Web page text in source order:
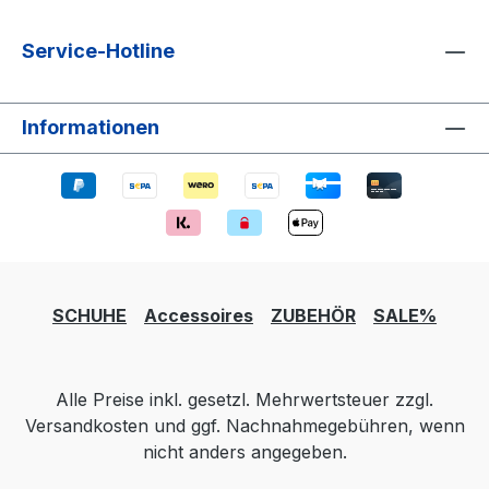
englische Herrenmodell. Typisch ist die
schmalen Füßen mit niedrigem Span
Vielseitigkeit kann er sowohl legere mit
Jeans oder stilvoll mit Anzug getragen
Service-Hotline
Informationen
SCHUHE Accessoires ZUBEHÖR SALE%
Alle Preise inkl. gesetzl. Mehrwertsteuer zzgl.
Versandkosten und ggf. Nachnahmegebühren, wenn
nicht anders angegeben.